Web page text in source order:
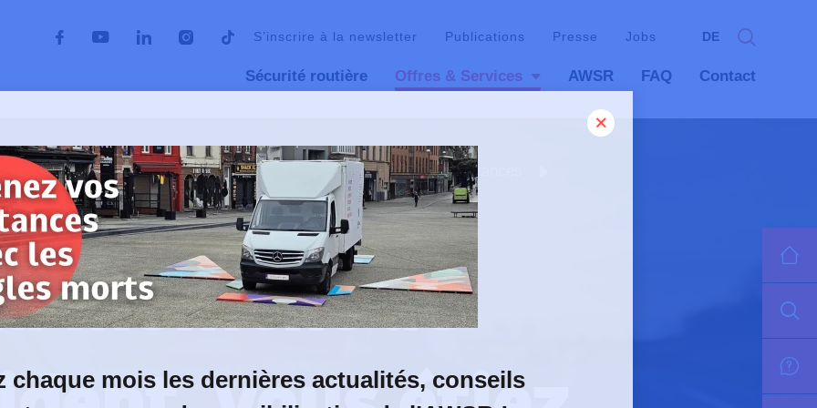
S’inscrire à la newsletter Publications Presse Jobs DE
Sécurité routière Offres & Services AWSR FAQ Contact
victimes de la route – AVR Vous avez été blessé(e)
Assurances
moment de
chaque mois les dernières actualités, conseils